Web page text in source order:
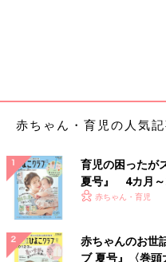
赤ちゃん・育児の人気
育児の困ったが
夏号』 4カ月～
いっぱい！
赤ちゃん・育児
赤ちゃんのお世
ブ 夏号』〈巻